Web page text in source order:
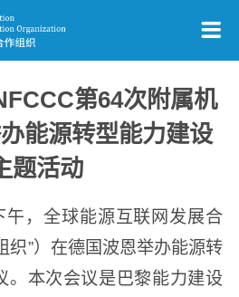
第64次附属机
能源转型能力建设
题活动
午，全球能源互联网发展合
织”）在德国波恩举办能源转
。本次会议是巴黎能力建设